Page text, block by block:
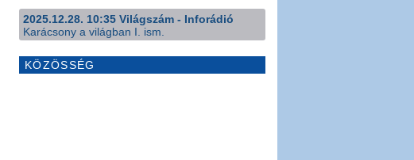
2025.12.28. 10:35 Világszám - Inforádió
Karácsony a világban I. ism.
KÖZÖSSÉG